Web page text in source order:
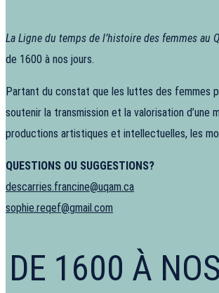
La Ligne du temps de l’histoire des femmes au
de 1600 à nos jours.
Partant du constat que les luttes des femmes
soutenir la transmission et la valorisation
productions artistiques et intellectuelles, les
QUESTIONS OU SUGGESTIONS?
descarries.francine@uqam.ca
sophie.reqef@gmail.com
DE 1600 À